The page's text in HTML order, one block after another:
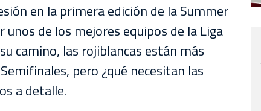
en la primera edición de la Summer
de los mejores equipos de la Liga
camino, las rojiblancas están más
pero ¿qué necesitan las
a detalle.